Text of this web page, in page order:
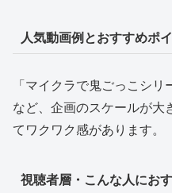
人気動画例とおすすめポ
「マイクラで鬼ごっこシリ
など、企画のスケールが大
てワクワク感があります。
視聴者層・こんな人にお